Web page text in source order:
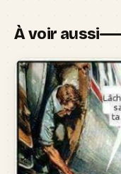
À voir aussi